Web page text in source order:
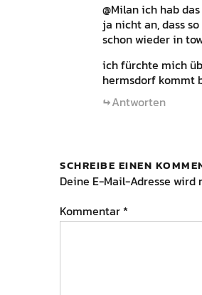
@Milan ich hab
ja nicht an, dass
schon wieder in
ich fürchte mich
hermsdorf kommt
Antworten
SCHREIBE EINEN
Deine E-Mail-Adresse
Kommentar *